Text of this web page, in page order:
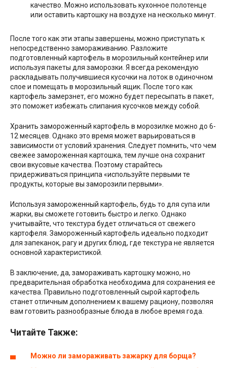
качество. Можно использовать кухонное полотенце
или оставить картошку на воздухе на несколько минут.
После того как эти этапы завершены, можно приступать к
непосредственно замораживанию. Разложите
подготовленный картофель в морозильный контейнер или
используя пакеты для заморозки. Я всегда рекомендую
раскладывать получившиеся кусочки на лоток в одиночном
слое и помещать в морозильный ящик. После того как
картофель замерзнет, его можно будет пересыпать в пакет,
это поможет избежать слипания кусочков между собой.
Хранить замороженный картофель в морозилке можно до 6-
12 месяцев. Однако это время может варьироваться в
зависимости от условий хранения. Следует помнить, что чем
свежее замороженная картошка, тем лучше она сохранит
свои вкусовые качества. Поэтому старайтесь
придерживаться принципа «используйте первыми те
продукты, которые вы заморозили первыми».
Используя замороженный картофель, будь то для супа или
жарки, вы сможете готовить быстро и легко. Однако
учитывайте, что текстура будет отличаться от свежего
картофеля. Замороженный картофель идеально подходит
для запеканок, рагу и других блюд, где текстура не является
основной характеристикой.
В заключение, да, замораживать картошку можно, но
предварительная обработка необходима для сохранения ее
качества. Правильно подготовленный сырой картофель
станет отличным дополнением к вашему рациону, позволяя
вам готовить разнообразные блюда в любое время года.
Читайте Также:
Можно ли замораживать зажарку для борща?